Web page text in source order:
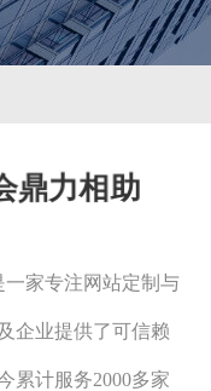
鼎力相助
家专注网站定制与
企业提供了可信赖
累计服务2000多家